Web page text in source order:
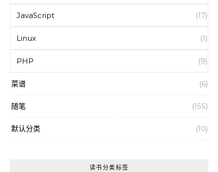
JavaScript (17)
Linux (1)
PHP (9)
菜谱 (6)
随笔 (155)
默认分类 (10)
读书分类标签